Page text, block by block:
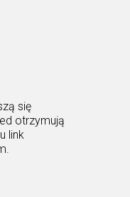
się
otrzymują
link